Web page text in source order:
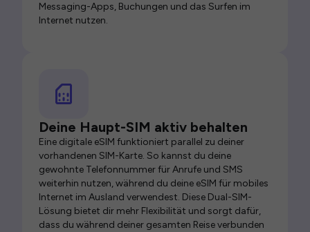
Messaging-Apps, Buchungen und das Surfen im
Internet nutzen.
Deine Haupt-SIM aktiv behalten
Eine digitale eSIM funktioniert parallel zu deiner
vorhandenen SIM-Karte. So kannst du deine
gewohnte Telefonnummer für Anrufe und SMS
weiterhin nutzen, während du deine eSIM für mobiles
Internet im Ausland verwendest. Diese Dual-SIM-
Lösung bietet dir mehr Flexibilität und sorgt dafür,
dass du während deiner gesamten Reise verbunden